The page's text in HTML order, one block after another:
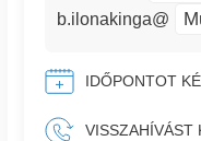
b.ilonakinga@
IDŐPONTOT
VISSZAHÍVÁST